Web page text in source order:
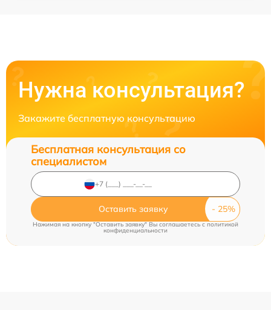
Нужна консультация?
Закажите бесплатную консультацию
Бесплатная консультация со
специалистом
Оставить заявку
Нажимая на кнопку "Оставить заявку" Вы соглашаетесь cполитикой
конфиденциальности